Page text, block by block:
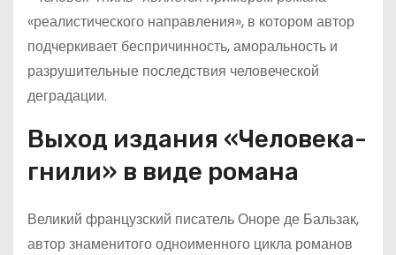
«реалистического направления», в котором автор
подчеркивает беспричинность, аморальность и
разрушительные последствия человеческой
деградации.
Выход издания «Человека-
гнили» в виде романа
Великий французский писатель Оноре де Бальзак,
автор знаменитого одноименного цикла романов